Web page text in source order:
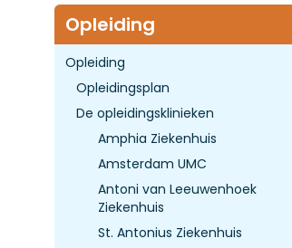
Opleiding
Opleiding
Opleidingsplan
De opleidingsklinieken
Amphia Ziekenhuis
Amsterdam UMC
Antoni van Leeuwenhoek
Ziekenhuis
St. Antonius Ziekenhuis